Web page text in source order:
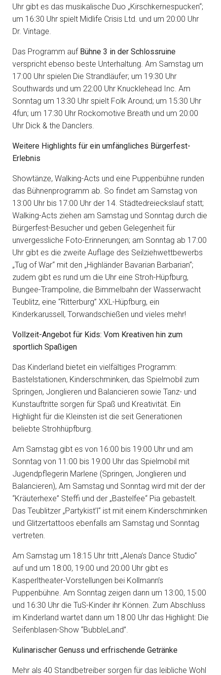
Uhr gibt es das musikalische Duo „Kirschkernespucken“;
um 16:30 Uhr spielt Midlife Crisis Ltd. und um 20:00 Uhr
Dr. Vintage.
Das Programm auf Bühne 3 in der Schlossruine
verspricht ebenso beste Unterhaltung. Am Samstag um
17:00 Uhr spielen Die Strandläufer; um 19:30 Uhr
Southwards und um 22:00 Uhr Knucklehead Inc. Am
Sonntag um 13:30 Uhr spielt Folk Around; um 15:30 Uhr
4fun; um 17:30 Uhr Rockomotive Breath und um 20:00
Uhr Dick & the Danclers.
Weitere Highlights für ein umfängliches Bürgerfest-
Erlebnis
Showtänze, Walking-Acts und eine Puppenbühne runden
das Bühnenprogramm ab. So findet am Samstag von
13:00 Uhr bis 17:00 Uhr der 14. Städtedreieckslauf statt;
Walking-Acts ziehen am Samstag und Sonntag durch die
Bürgerfest-Besucher und geben Gelegenheit für
unvergessliche Foto-Erinnerungen; am Sonntag ab 17:00
Uhr gibt es die zweite Auflage des Seilziehwettbewerbs
„Tug of War“ mit den „Highländer Bavarian Barbarian“;
zudem gibt es rund um die Uhr eine Stroh-Hüpfburg,
Bungee-Trampoline, die Bimmelbahn der Wasserwacht
Teublitz, eine “Ritterburg” XXL-Hüpfburg, ein
Kinderkarussell, Torwandschießen und vieles mehr!
Vollzeit-Angebot für Kids: Vom Kreativen hin zum
sportlich Spaßigen
Das Kinderland bietet ein vielfältiges Programm:
Bastelstationen, Kinderschminken, das Spielmobil zum
Springen, Jonglieren und Balancieren sowie Tanz- und
Kunstauftritte sorgen für Spaß und Kreativität. Ein
Highlight für die Kleinsten ist die seit Generationen
beliebte Strohhüpfburg.
Am Samstag gibt es von 16:00 bis 19:00 Uhr und am
Sonntag von 11:00 bis 19:00 Uhr das Spielmobil mit
Jugendpflegerin Marlene (Springen, Jonglieren und
Balancieren), Am Samstag und Sonntag wird mit der der
“Kräuterhexe” Steffi und der „Bastelfee“ Pia gebastelt.
Das Teublitzer „Partykist’l“ ist mit einem Kinderschminken
und Glitzertattoos ebenfalls am Samstag und Sonntag
vertreten.
Am Samstag um 18:15 Uhr tritt „Alena’s Dance Studio“
auf und um 18:00, 19:00 und 20:00 Uhr gibt es
Kasperltheater-Vorstellungen bei Kollmann’s
Puppenbühne. Am Sonntag zeigen dann um 13:00, 15:00
und 16:30 Uhr die TuS-Kinder ihr Können. Zum Abschluss
im Kinderland wartet dann um 18:00 Uhr das Highlight: Die
Seifenblasen-Show “BubbleLand”.
Kulinarischer Genuss und erfrischende Getränke
Mehr als 40 Standbetreiber sorgen für das leibliche Wohl